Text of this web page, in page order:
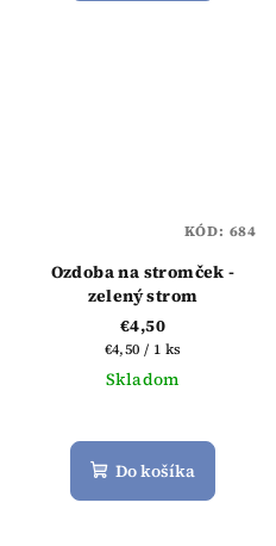
Ozdoba na stromček -
zelený strom
€4,50
Jednotková
cena:
€4,50 / 1 ks
Skladom
Do košíka
KÓD: 684